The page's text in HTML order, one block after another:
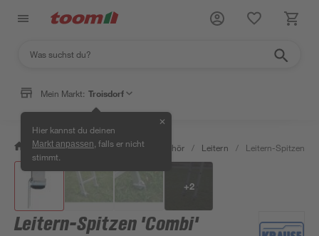
Mein Markt: Troisdorf
Hier kannst du deinen
Markt anpassen , falls er nicht
stimmt.
✕
/ Bauen & Renovieren / Bauzubehör / Leitern / Leitern-Spitzen
+2
Leitern-Spitzen 'Combi'